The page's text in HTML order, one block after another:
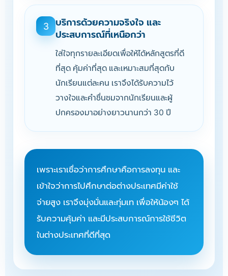
3
บริการด้วยความจริงใจ และ
ประสบการณ์ที่เหนือกว่า
ใส่ใจทุกรายละเอียดเพื่อให้ได้หลักสูตรที่ดี
ที่สุด คุ้มค่าที่สุด และเหมาะสมที่สุดกับ
นักเรียนแต่ละคน เราจึงได้รับความไว้
วางใจและคำชื่นชมจากนักเรียนและผู้
ปกครองมาอย่างยาวนานกว่า 30 ปี
เพราะเราเชื่อว่าการศึกษาคือการลงทุน และ
เข้าใจว่าการไปศึกษาต่อต่างประเทศมีค่าใช้
จ่ายสูง เราจึงมุ่งมั่นและทุ่มเท เพื่อให้น้องๆ ได้
รับความคุ้มค่า และมีประสบการณ์การใช้ชีวิต
ในต่างประเทศที่ดีที่สุด